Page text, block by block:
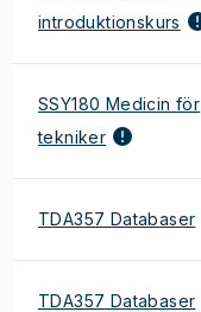
introduktionskurs
SSY180 Medicin för
tekniker
TDA357 Databaser
TDA357 Databaser